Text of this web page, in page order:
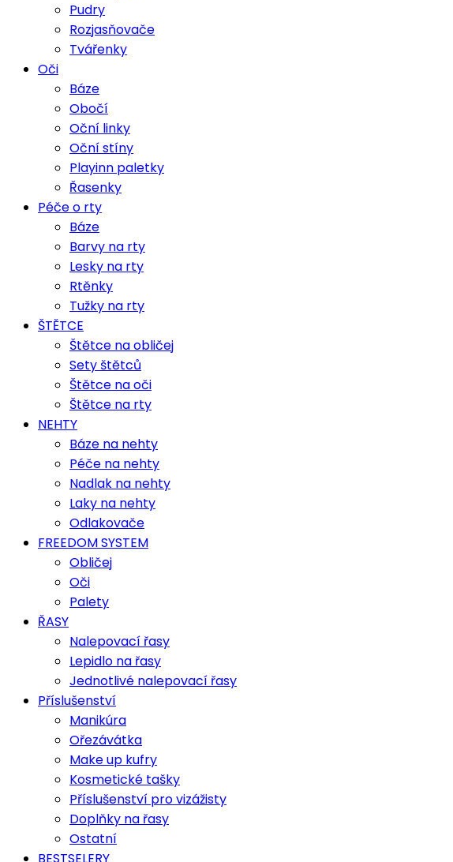
Pudry
Rozjasňovače
Tvářenky
Oči
Báze
Obočí
Oční linky
Oční stíny
Playinn paletky
Řasenky
Péče o rty
Báze
Barvy na rty
Lesky na rty
Rtěnky
Tužky na rty
ŠTĚTCE
Štětce na obličej
Sety štětců
Štětce na oči
Štětce na rty
NEHTY
Báze na nehty
Péče na nehty
Nadlak na nehty
Laky na nehty
Odlakovače
FREEDOM SYSTEM
Obličej
Oči
Palety
ŘASY
Nalepovací řasy
Lepidlo na řasy
Jednotlivé nalepovací řasy
Příslušenství
Manikúra
Ořezávátka
Make up kufry
Kosmetické tašky
Příslušenství pro vizážisty
Doplňky na řasy
Ostatní